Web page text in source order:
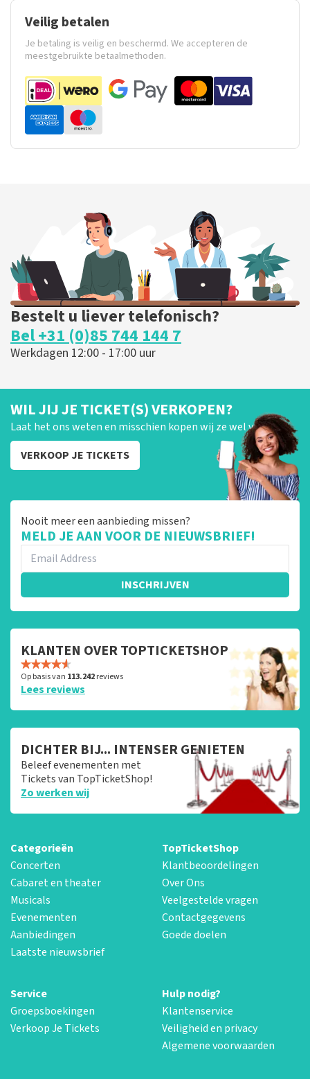
Veilig betalen
Je betaling is veilig en beschermd. We accepteren de
meestgebruikte betaalmethoden.
Bestelt u liever telefonisch?
Bel +31 (0)85 744 144 7
Werkdagen 12:00 - 17:00 uur
WIL JIJ JE TICKET(S) VERKOPEN?
Laat het ons weten en misschien kopen wij ze wel van je!
VERKOOP JE TICKETS
Nooit meer een aanbieding missen?
MELD JE AAN VOOR DE NIEUWSBRIEF!
INSCHRIJVEN
KLANTEN OVER TOPTICKETSHOP
Op basis van 113.242reviews
Lees reviews
DICHTER BIJ... INTENSER GENIETEN
Beleef evenementen met
Tickets van TopTicketShop!
Zo werken wij
Categorieën
Concerten
Cabaret en theater
Musicals
Evenementen
Aanbiedingen
Laatste nieuwsbrief
TopTicketShop
Klantbeoordelingen
Over Ons
Veelgestelde vragen
Contactgegevens
Goede doelen
Service
Groepsboekingen
Verkoop Je Tickets
Hulp nodig?
Klantenservice
Veiligheid en privacy
Algemene voorwaarden